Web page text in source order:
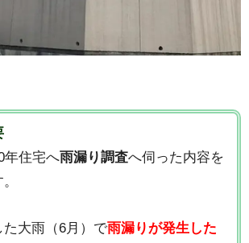
年住宅へ雨漏り調査へ伺った内容を
大雨（6月）で雨漏りが発生した